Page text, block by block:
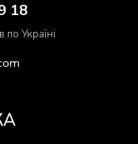
18
Україні